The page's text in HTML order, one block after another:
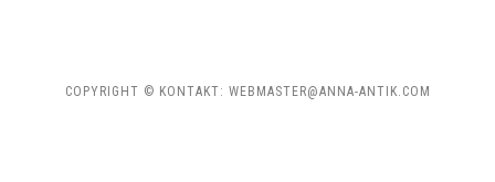
COPYRIGHT © KONTAKT: WEBMASTER@ANNA-ANTIK.COM